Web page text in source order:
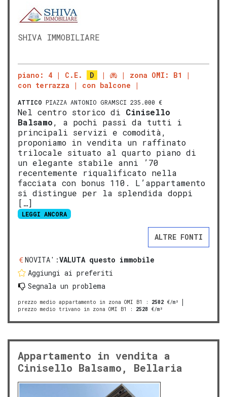
SHIVA IMMOBILIARE
piano: 4 C.E. D
zona OMI: B1
con terrazza
con balcone
ATTICO PIAZZA ANTONIO GRAMSCI 235.000 €
Nel centro storico di Cinisello
Balsamo, a pochi passi da tutti i
principali servizi e comodità,
proponiamo in vendita un raffinato
trilocale situato al quarto piano di
un elegante stabile anni ’70
recentemente riqualificato nella
facciata con bonus 110. L’appartamento
si distingue per la splendida doppi
[…]
LEGGI ANCORA
ALTRE FONTI
NOVITA':VALUTA questo immobile
Aggiungi ai preferiti
Segnala un problema
prezzo medio appartamento in zona OMI B1 : 2502 €/m²
prezzo medio trivano in zona OMI B1
: 2528 €/m²
Appartamento in vendita a
Cinisello Balsamo, Bellaria